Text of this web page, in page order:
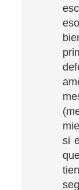
si